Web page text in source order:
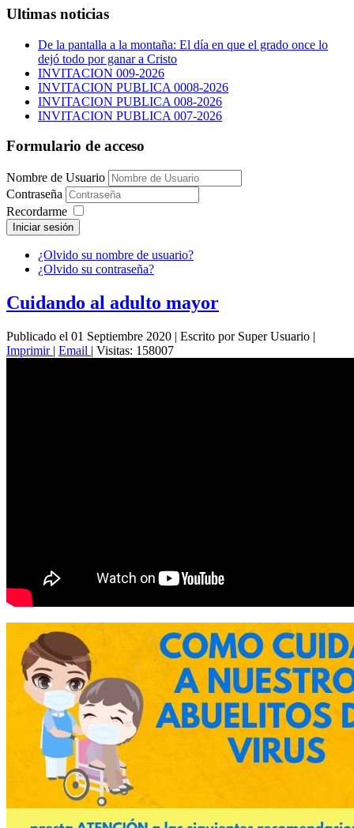
Ultimas noticias
De la pantalla a la montaña: El día en que el grado once lo
dejó todo por ganar a Cristo
INVITACION 009-2026
INVITACION PUBLICA 0008-2026
INVITACION PUBLICA 008-2026
INVITACION PUBLICA 007-2026
Formulario de acceso
Nombre de Usuario
Contraseña
Recordarme
Iniciar sesión
¿Olvido su nombre de usuario?
¿Olvido su contraseña?
Cuidando al adulto mayor
Publicado el 01 Septiembre 2020 | Escrito por Super Usuario |
Imprimir | Email | Visitas: 158007